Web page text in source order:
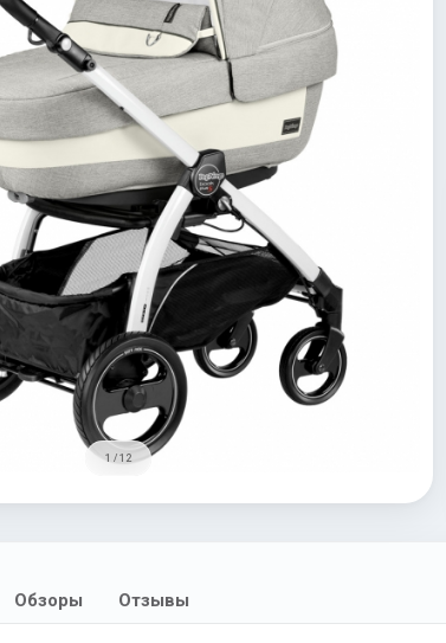
1 / 12
Обзоры Отзывы